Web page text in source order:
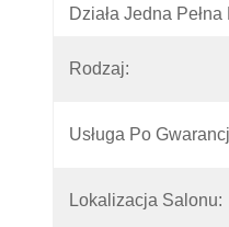
Działa Jedna
Rodzaj:
Usługa Po
Lokalizacja Salonu: